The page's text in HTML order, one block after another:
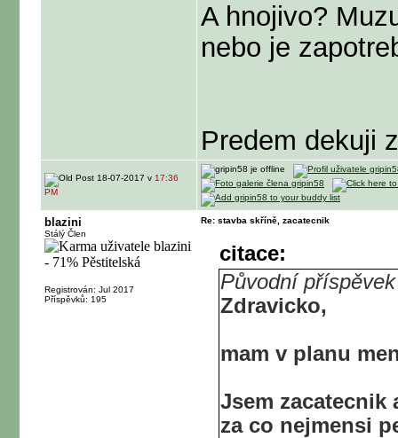
A hnojivo?
nebo je
Predem dekuji
18-07-2017 v 17:36
PM
blazini
Stálý Člen
Registrován: Jul 2017
Příspěvků: 195
Re: stavba skříně, zacatecnik
citace:
Původní
Zdravicko,
mam v planu
Jsem zacatecnik
za co nejmensi